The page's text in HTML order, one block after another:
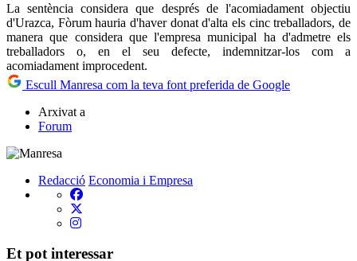
La sentència considera que després de l'acomiadament objectiu
d'Urazca, Fòrum hauria d'haver donat d'alta els cinc treballadors, de
manera que considera que l'empresa municipal ha d'admetre els
treballadors o, en el seu defecte, indemnitzar-los com a
acomiadament improcedent.
Escull Manresa com la teva font preferida de Google
Arxivat a
Forum
Redacció Economia i Empresa
Et pot interessar